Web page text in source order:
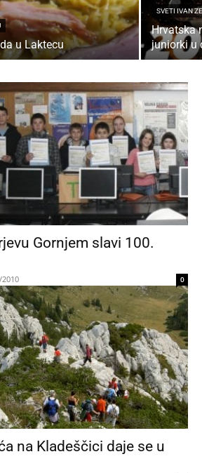
u Laktecu
SVETI IVAN
Hrvatska
juniorki u
Gornjem slavi 100.
0
na Kladeščici daje se u